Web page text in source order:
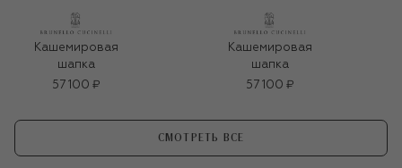
Кашемировая
шапка
57 100 ₽
Кашемировая
шапка
57 100 ₽
СМОТРЕТЬ ВСЕ